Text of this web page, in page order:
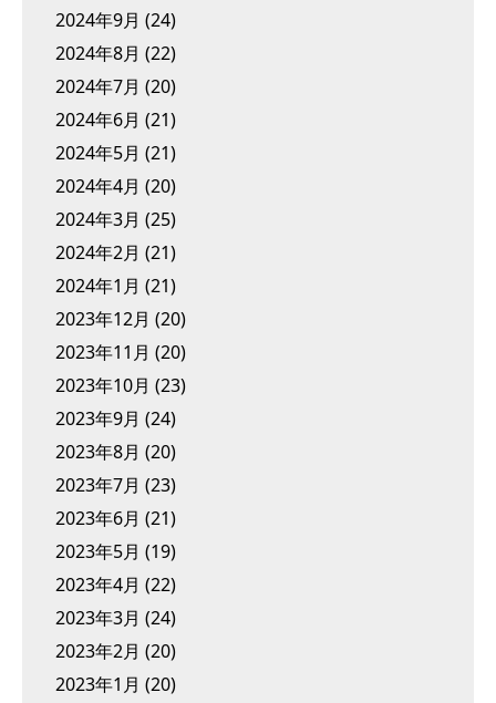
2024年9月 (24)
2024年8月 (22)
2024年7月 (20)
2024年6月 (21)
2024年5月 (21)
2024年4月 (20)
2024年3月 (25)
2024年2月 (21)
2024年1月 (21)
2023年12月 (20)
2023年11月 (20)
2023年10月 (23)
2023年9月 (24)
2023年8月 (20)
2023年7月 (23)
2023年6月 (21)
2023年5月 (19)
2023年4月 (22)
2023年3月 (24)
2023年2月 (20)
2023年1月 (20)